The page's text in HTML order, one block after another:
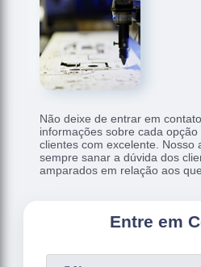
Não deixe de entrar em
informações sobre cada
clientes com excelente. Nosso
sempre sanar a dúvida dos
amparados em relação aos
Entre em